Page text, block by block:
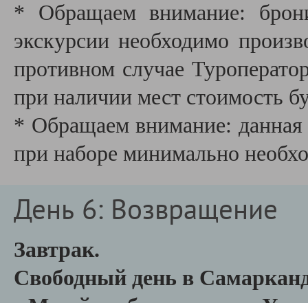
* Обращаем внимание:
экскурсии необходимо
противном случае
при наличии мест стоимость
* Обращаем внимание: данная
при наборе минимально
День 6: Возвращение
Завтрак.
Свободный день в